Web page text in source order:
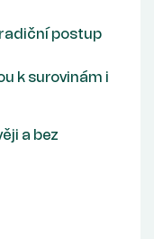
postup
k surovinám i
a bez